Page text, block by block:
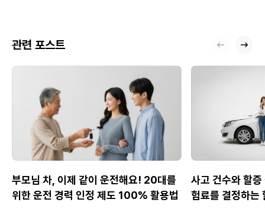
관련 포스트
부모님 차, 이제 같이 운전해요! 20대를
위한 운전 경력 인정 제도 100% 활용법
사고 건수와 할
험료를 결정하는